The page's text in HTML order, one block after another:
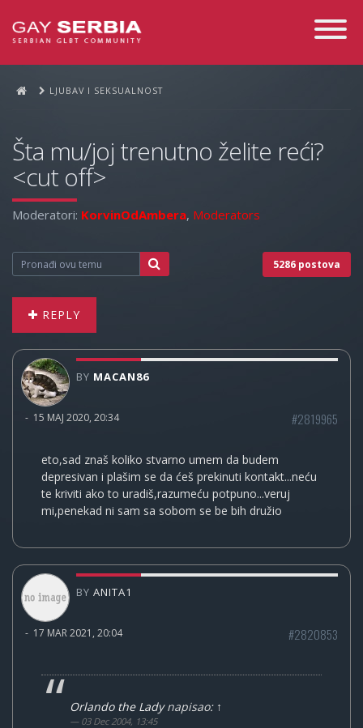
Toggle
LJUBAV I SEKSUALNOST
Šta mu/joj trenutno želite reći?
<cut off>
Moderatori: KorvinOdAmbera, Moderators
5286 postova
REPLY
BY MACAN86
- 15 MAJ 2020, 20:34 #2819965
eto,sad znaš koliko stvarno umem da budem
depresivan i plašim se da ćeš prekinuti kontakt...neću
te kriviti ako to uradiš,razumeću potpuno...veruj
mi,penekad ni sam sa sobom se be bih družio
BY ANITA1
- 17 MAR 2021, 20:04 #2820853
Orlando the Ladynapisao: ↑
03 Dec 2004, 13:45